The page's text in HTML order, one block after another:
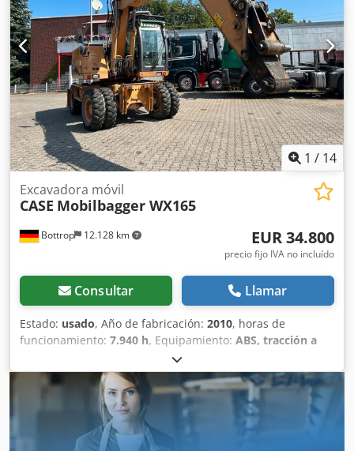
1 / 14
Bottrop 12.128 km
Excavadora móvil
CASE Mobilbagger WX165
EUR 34.800
precio fijo IVA no incluído
Consultar Llamar
Estado: usado, Año de fabricación: 2010, horas de
funcionamiento: 7.940 h, Equipamiento: ABS, tracción a
, MINIESTACIÓN DE EXCAVACIÓN CASE
Tipo: WX165 (Excavadora hidráulica) Número de
homologación: N211 Fabricante del motor: Case Potencia
del motor: 105 kW Horas de funcionamiento: 7940 h Peso
máximo permitido: 18 000 kg Longitud para el transporte:
8,19 m Ancho para el transporte: 1,91 m Altura para el